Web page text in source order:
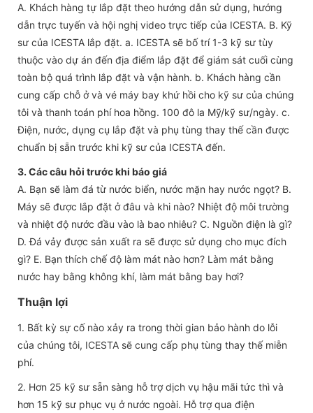
A. Khách hàng tự lắp đặt theo hướng dẫn sử dụng, hướng
dẫn trực tuyến và hội nghị video trực tiếp của ICESTA. B. Kỹ
sư của ICESTA lắp đặt. a. ICESTA sẽ bố trí 1-3 kỹ sư tùy
thuộc vào dự án đến địa điểm lắp đặt để giám sát cuối cùng
toàn bộ quá trình lắp đặt và vận hành. b. Khách hàng cần
cung cấp chỗ ở và vé máy bay khứ hồi cho kỹ sư của chúng
tôi và thanh toán phí hoa hồng. 100 đô la Mỹ/kỹ sư/ngày. c.
Điện, nước, dụng cụ lắp đặt và phụ tùng thay thế cần được
chuẩn bị sẵn trước khi kỹ sư của ICESTA đến.
3. Các câu hỏi trước khi báo giá
A. Bạn sẽ làm đá từ nước biển, nước mặn hay nước ngọt? B.
Máy sẽ được lắp đặt ở đâu và khi nào? Nhiệt độ môi trường
và nhiệt độ nước đầu vào là bao nhiêu? C. Nguồn điện là gì?
D. Đá vảy được sản xuất ra sẽ được sử dụng cho mục đích
gì? E. Bạn thích chế độ làm mát nào hơn? Làm mát bằng
nước hay bằng không khí, làm mát bằng bay hơi?
Thuận lợi
1. Bất kỳ sự cố nào xảy ra trong thời gian bảo hành do lỗi
của chúng tôi, ICESTA sẽ cung cấp phụ tùng thay thế miễn
phí.
2. Hơn 25 kỹ sư sẵn sàng hỗ trợ dịch vụ hậu mãi tức thì và
hơn 15 kỹ sư phục vụ ở nước ngoài. Hỗ trợ qua điện